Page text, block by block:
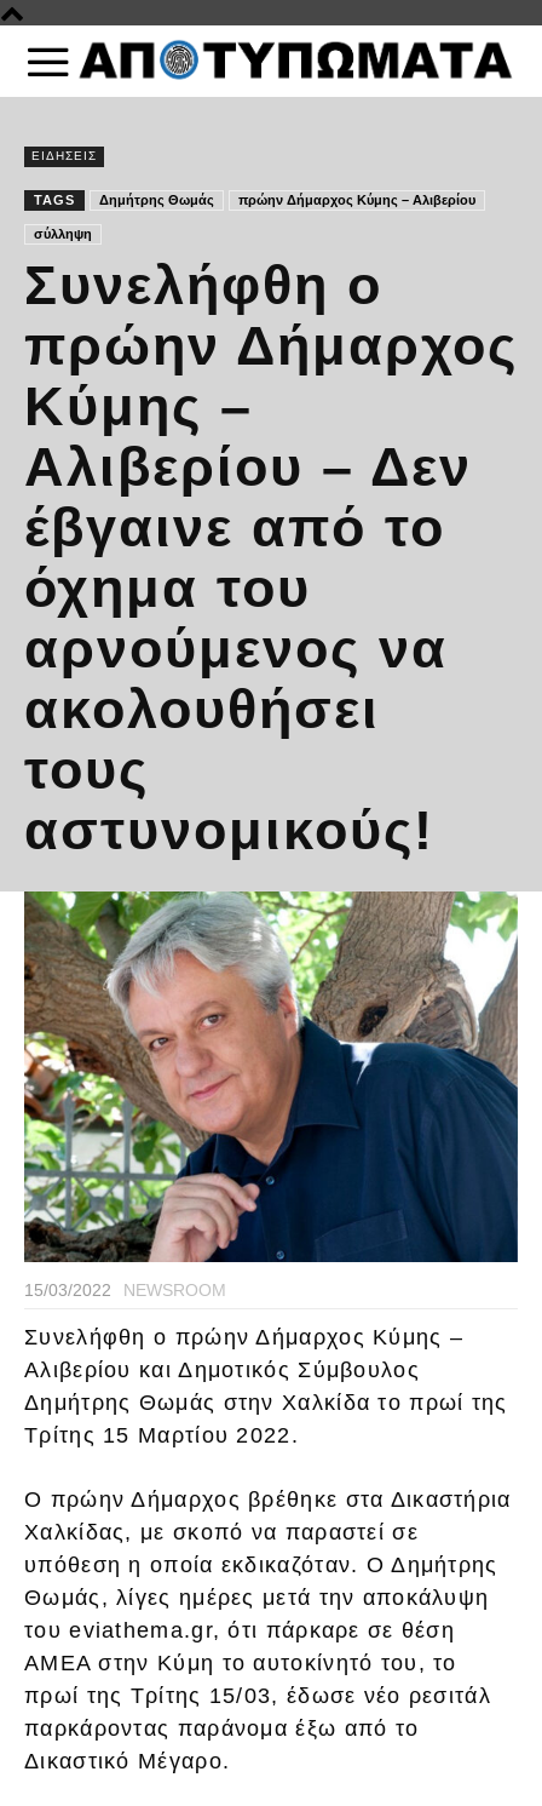
ΕΙΔΗΣΕΙΣ
TAGS Δημήτρης Θωμάς πρώην Δήμαρχος Κύμης – Αλιβερίου
σύλληψη
Συνελήφθη ο
πρώην Δήμαρχος
Κύμης –
Αλιβερίου – Δεν
έβγαινε από το
όχημα του
αρνούμενος να
ακολουθήσει
τους
αστυνομικούς!
15/03/2022 NEWSROOM
Συνελήφθη ο πρώην Δήμαρχος Κύμης –
Αλιβερίου και Δημοτικός Σύμβουλος
Δημήτρης Θωμάς στην Χαλκίδα το πρωί της
Τρίτης 15 Μαρτίου 2022.
Ο πρώην Δήμαρχος βρέθηκε στα Δικαστήρια
Χαλκίδας, με σκοπό να παραστεί σε
υπόθεση η οποία εκδικαζόταν. Ο Δημήτρης
Θωμάς, λίγες ημέρες μετά την αποκάλυψη
του eviathema.gr, ότι πάρκαρε σε θέση
ΑΜΕΑ στην Κύμη το αυτοκίνητό του, το
πρωί της Τρίτης 15/03, έδωσε νέο ρεσιτάλ
παρκάροντας παράνομα έξω από το
Δικαστικό Μέγαρο.